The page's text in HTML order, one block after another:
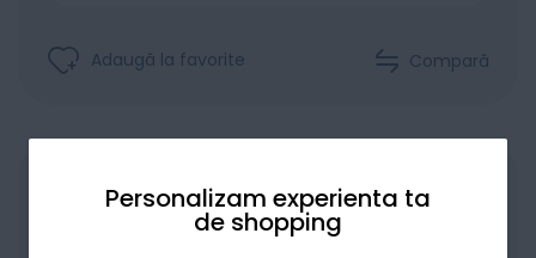
Personalizam experienta ta
de shopping
Adaugă la favorite Compară
Achiziționat în rate